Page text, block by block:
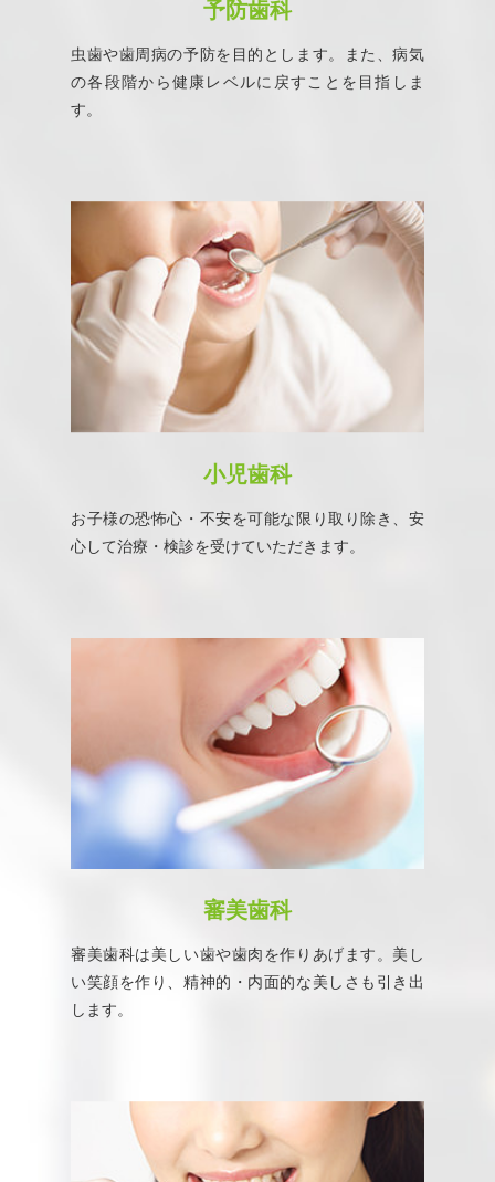
予防歯科
虫歯や歯周病の予防を目的とします。また、病気
の各段階から健康レベルに戻すことを目指しま
す。
小児歯科
お子様の恐怖心・不安を可能な限り取り除き、安
心して治療・検診を受けていただきます。
審美歯科
審美歯科は美しい歯や歯肉を作りあげます。美し
い笑顔を作り、精神的・内面的な美しさも引き出
します。